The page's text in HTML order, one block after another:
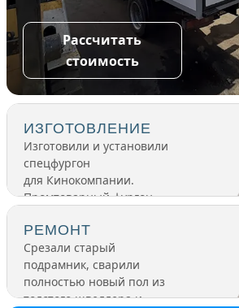
Рассчитать
стоимость
ИЗГОТОВЛЕНИЕ
Изготовили и установили
спецфургон
для Кинокомпании.
Промтоварный фургон
нижними съемными
юбками.
РЕМОНТ
Срезали старый
подрамник, сварили
полностью новый пол из
толстого швеллера и